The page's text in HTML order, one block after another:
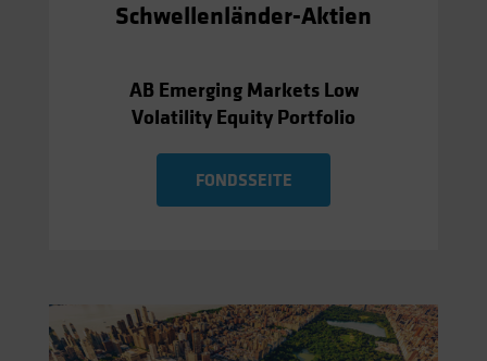
Schwellenländer-Aktien
AB Emerging Markets Low
Volatility Equity Portfolio
FONDSSEITE